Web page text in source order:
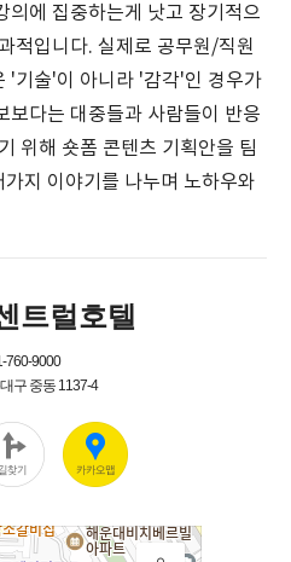
의에 집중하는게 낫고 장기적으
적입니다. 실제로 공무원/직원
'기술'이 아니라 '감각'인 경우가
보다는 대중들과 사람들이 반응
위해 숏폼 콘텐츠 기획안을 팀
지 이야기를 나누며 노하우와